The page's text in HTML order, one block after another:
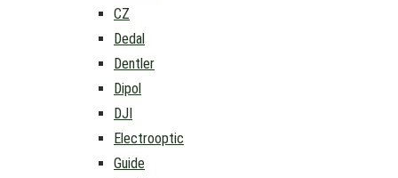
CZ
Dedal
Dentler
Dipol
DJI
Electrooptic
Guide